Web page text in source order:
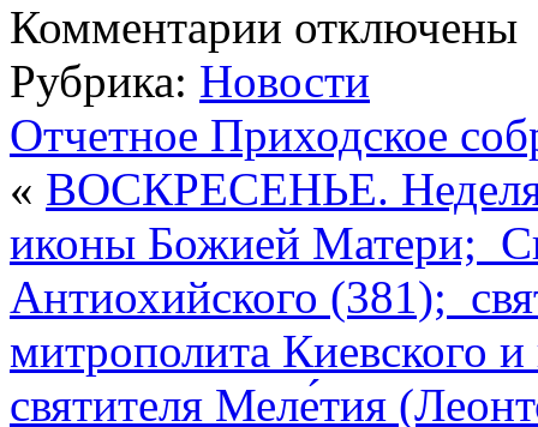
Комментарии записи
Чтение
акафиста
и
Чудотворцу
Николаю
отключены
Рубрика: Новости
Отчетное Приходское
« ВОСКРЕСЕНЬЕ. Неделя
иконы Божией Матери;
Антиохийского (381);
митрополита Киевского
святителя Меле́тия